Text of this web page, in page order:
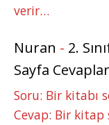
verir…
Nuran - 2.
Sayfa
Soru: Bir kitabı
Cevap: Bir kitap